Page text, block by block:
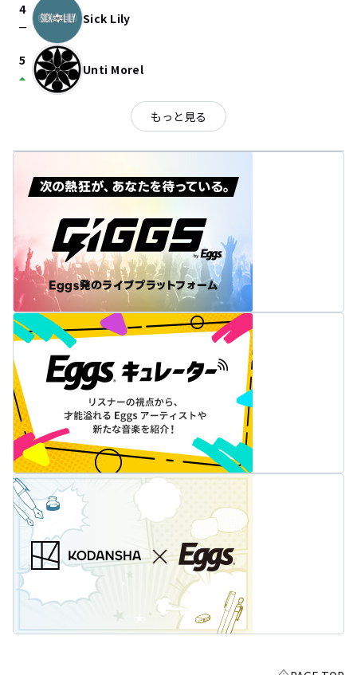
4
check_indeterminate_small Sick Lily
5
arrow_drop_up Unti Morel
もっと見る